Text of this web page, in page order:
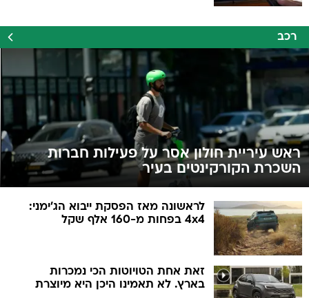
רכב
ראש עיריית חולון אסר על פעילות חברות
השכרת הקורקינטים בעיר
לראשונה מאז הפסקת ייבוא הג'ימני:
4x4 בפחות מ-160 אלף שקל
זאת אחת הטויוטות הכי נמכרות
בארץ. לא תאמינו היכן היא מיוצרת